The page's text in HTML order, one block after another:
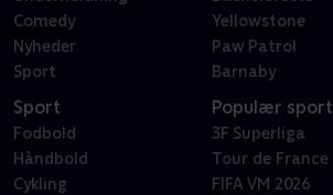
Comedy
Nyheder
Sport
Yellowstone
Paw Patrol
Barnaby
Sport
Fodbold
Håndbold
Cykling
Populær sport
3F Superliga
Tour de France
FIFA VM 2026